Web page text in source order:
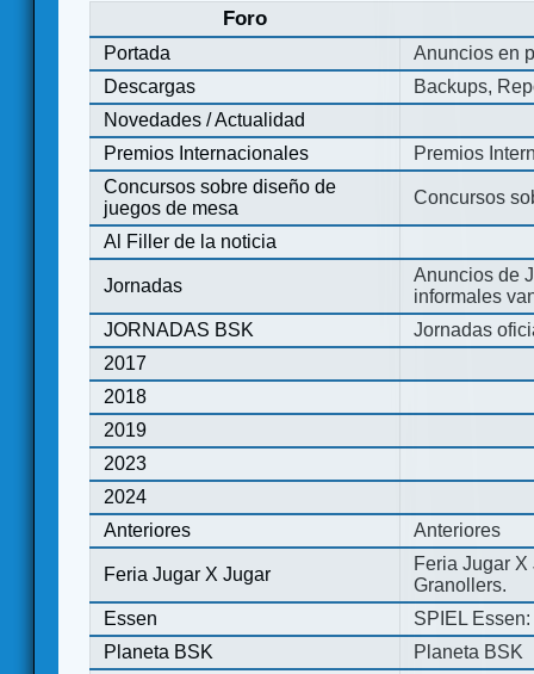
Foro
Portada
Anuncios en
Descargas
Backups,
Novedades / Actualidad
Premios Internacionales
Premios
Concursos sobre diseño de
juegos de mesa
Concursos
Al Filler de la noticia
Jornadas
Anuncios de
informales
JORNADAS BSK
Jornadas
2017
2018
2019
2023
2024
Anteriores
Anteriores
Feria Jugar X Jugar
Feria Jugar
Granollers.
Essen
SPIEL
Planeta BSK
Planeta BSK